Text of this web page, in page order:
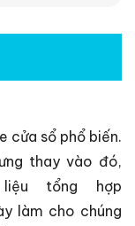
cửa sổ phổ biến.
thay vào đó,
tổng hợp
làm cho chúng